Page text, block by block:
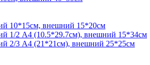
10*15см, внешний 15*20см
1/2 А4 (10.5*29.7см), внешний 15*34см
2/3 А4 (21*21см), внешний 25*25см